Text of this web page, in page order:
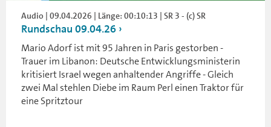
Audio | 09.04.2026 | Länge: 00:10:13 | SR 3 - (c) SR
Rundschau 09.04.26
Mario Adorf ist mit 95 Jahren in Paris gestorben -
Trauer im Libanon: Deutsche Entwicklungsministerin
kritisiert Israel wegen anhaltender Angriffe - Gleich
zwei Mal stehlen Diebe im Raum Perl einen Traktor für
eine Spritztour